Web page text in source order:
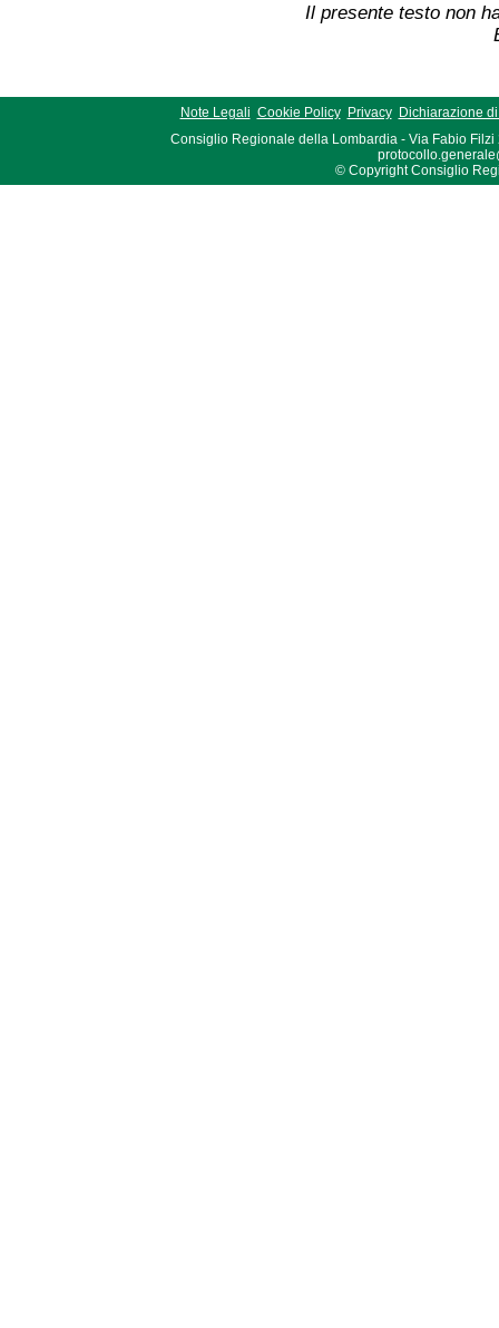
Il presente testo non
Note Legali Cookie Policy Privacy
Dichiarazione
Consiglio Regionale della Lombardia - Via Fabio Filzi
© Copyright Consiglio